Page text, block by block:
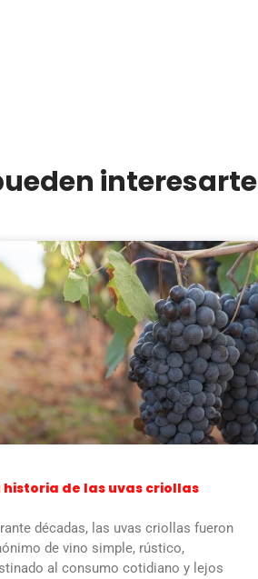
interesarte
historia de las uvas criollas
décadas, las uvas criollas fueron
de vino simple, rústico,
al consumo cotidiano y lejos